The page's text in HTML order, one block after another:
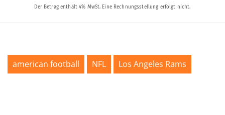
american football NFL Los Angeles Rams